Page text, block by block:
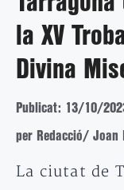
la XV
Divina
Publicat: 13/10/
per Redacció/ Joan
La ciutat de